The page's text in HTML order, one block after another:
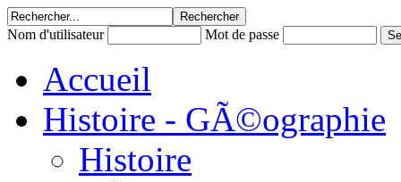
Nom d'utilisateur Mot de passe
Accueil
Histoire - GÃ©ographie
Histoire